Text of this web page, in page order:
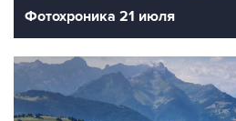
Фотохроника 21 июля